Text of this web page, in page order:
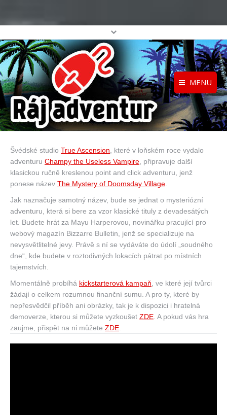
MENU
Registrace
Profil
Home
Katalog her
Švédské studio True Ascension , které v loňském roce vydalo
adventuru Champy the Useless Vampire , připravuje další
klasickou ručně kreslenou point and click adventuru, jenž
ponese název The Mystery of Doomsday Village
Jak naznačuje samotný název, bude se jednat o mysteriózní
adventuru, která si bere za vzor klasické tituly z devadesátých
let. Budete hrát za Mayu Harperovou, novinářku pracující pro
webový magazín Bizzarre Bulletin, jenž se specializuje na
nevysvětlitelné jevy. Právě s ní se vydáváte do údolí „soudného
dne“, kde budete v roztodivných lokacích pátrat po místních
tajemstvích.
Momentálně probíhá kickstarterová kampaň , ve které její tvůrci
žádají o celkem rozumnou finanční sumu. A pro ty, které by
nepřesvědčil příběh ani obrázky, tak je k dispozici i hratelná
demoverze, kterou si můžete vyzkoušet ZDE . A pokud vás hra
zaujme, přispět na ni můžete ZDE